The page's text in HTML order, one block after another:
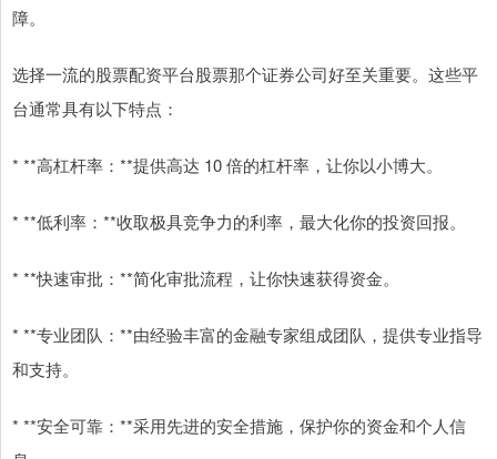
障。
选择一流的股票配资平台股票那个证券公司好至关重要。这些平
台通常具有以下特点：
* **高杠杆率：**提供高达 10 倍的杠杆率，让你以小博大。
* **低利率：**收取极具竞争力的利率，最大化你的投资回报。
* **快速审批：**简化审批流程，让你快速获得资金。
* **专业团队：**由经验丰富的金融专家组成团队，提供专业指导
和支持。
* **安全可靠：**采用先进的安全措施，保护你的资金和个人信